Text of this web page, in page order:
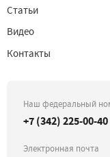
Статьи
Видео
Контакты
Наш федеральный
+7 (342) 225-00-40
Электронная почта